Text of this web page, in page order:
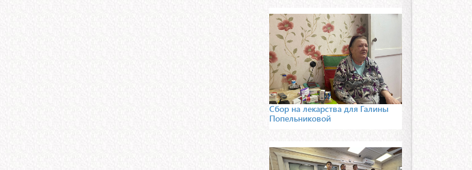
Сбор на лекарства для Галины
Попельниковой